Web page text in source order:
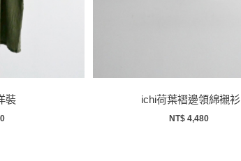
裝 ichi荷葉褶邊領綿襯衫
NT$ 4,480